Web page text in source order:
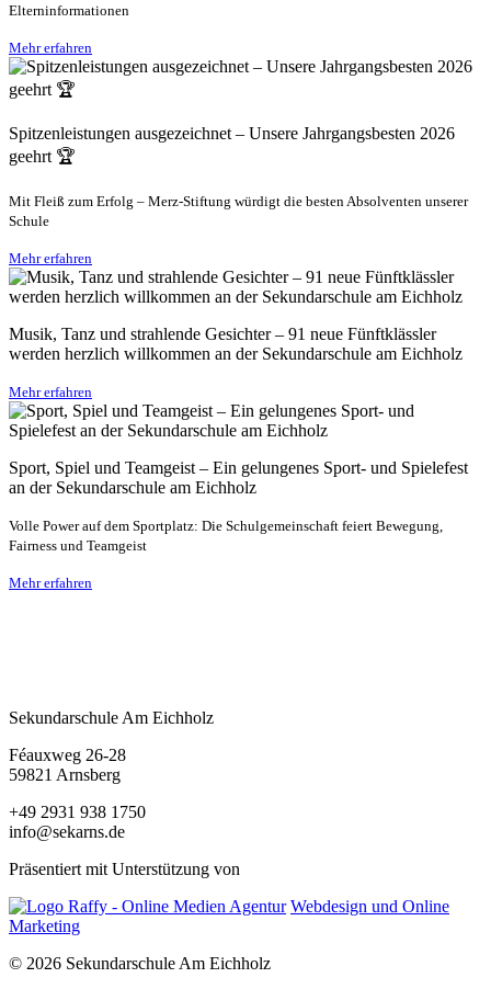
Elterninformationen
Mehr erfahren
Spitzenleistungen ausgezeichnet – Unsere Jahrgangsbesten 2026
geehrt 🏆
Mit Fleiß zum Erfolg – Merz-Stiftung würdigt die besten Absolventen unserer
Schule
Mehr erfahren
Musik, Tanz und strahlende Gesichter – 91 neue Fünftklässler
werden herzlich willkommen an der Sekundarschule am Eichholz
Mehr erfahren
Sport, Spiel und Teamgeist – Ein gelungenes Sport- und Spielefest
an der Sekundarschule am Eichholz
Volle Power auf dem Sportplatz: Die Schulgemeinschaft feiert Bewegung,
Fairness und Teamgeist
Mehr erfahren
Sekundarschule Am Eichholz
Féauxweg 26-28
59821 Arnsberg
+49 2931 938 1750
info@sekarns.de
Präsentiert mit Unterstützung von
Webdesign und Online
Marketing
© 2026 Sekundarschule Am Eichholz